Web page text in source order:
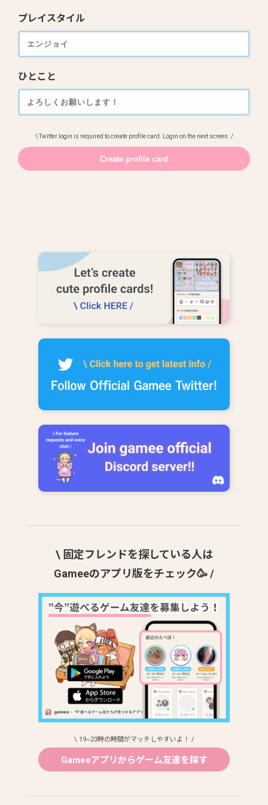
プレイスタイル
ひとこと
\ Twitter login is required to create profile card. Login on the next screen. /
\ 固定フレンドを探している人は
Gameeのアプリ版をチェック🥳 /
\ 19~23時の時間がマッチしやすいよ！ /
Gameeアプリからゲーム友達を探す